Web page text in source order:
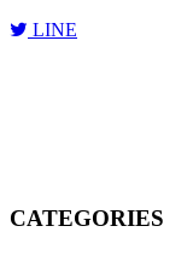
LINE
CATEGORIES